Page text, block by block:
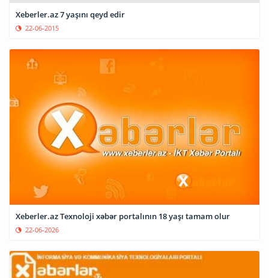
Xeberler.az 7 yaşını qeyd edir
22-06-2015
Xeberler.az Texnoloji xəbər portalının 18 yaşı tamam olur
22-06-2026